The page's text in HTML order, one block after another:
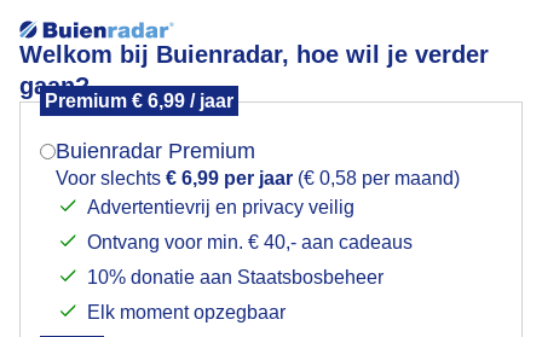
Welkom bij Buienradar, hoe wil je verder
gaan?
Premium € 6,99 / jaar
Buienradar Premium
Voor slechts € 6,99 per jaar (€ 0,58 per maand)
Advertentievrij en privacy veilig
Ontvang voor min. € 40,- aan cadeaus
10% donatie aan Staatsbosbeheer
Elk moment opzegbaar
Kraaien op zijn of haar rug
Mogen we je locatie gebruiken voor het
Indien je hier nog geen akkoord op hebt gegeven,
verschijnt er zo een pop-up uit je browser waarin